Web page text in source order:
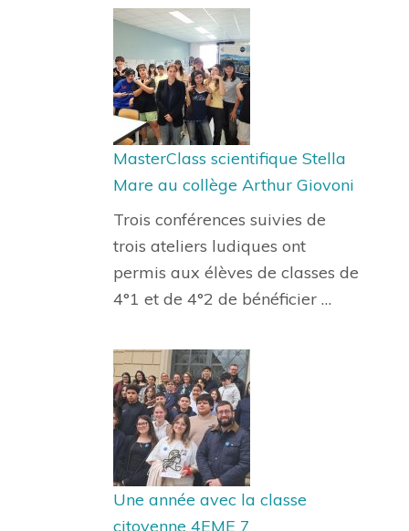
MasterClass scientifique Stella
Mare au collège Arthur Giovoni
Trois conférences suivies de
trois ateliers ludiques ont
permis aux élèves de classes de
4°1 et de 4°2 de bénéficier …
Une année avec la classe
citoyenne 4EME 7